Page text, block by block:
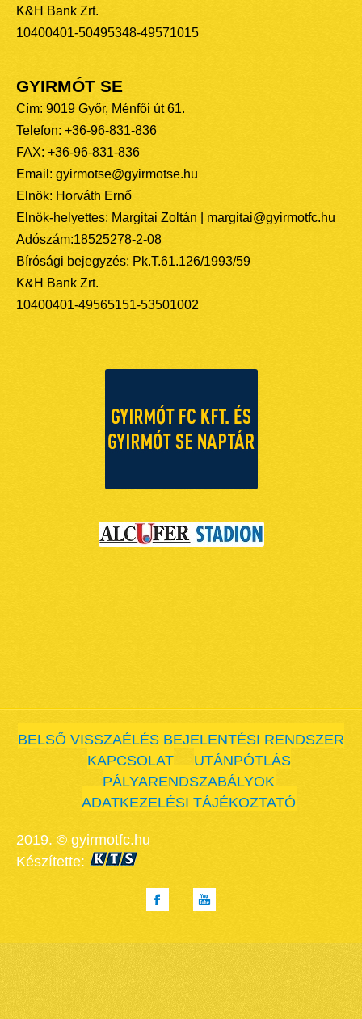
K&H Bank Zrt.
10400401-50495348-49571015
GYIRMÓT SE
Cím: 9019 Győr, Ménfői út 61.
Telefon: +36-96-831-836
FAX: +36-96-831-836
Email: gyirmotse@gyirmotse.hu
Elnök: Horváth Ernő
Elnök-helyettes: Margitai Zoltán | margitai@gyirmotfc.hu
Adószám:18525278-2-08
Bírósági bejegyzés: Pk.T.61.126/1993/59
K&H Bank Zrt.
10400401-49565151-53501002
BELSŐ VISSZAÉLÉS BEJELENTÉSI RENDSZER
KAPCSOLAT
UTÁNPÓTLÁS
PÁLYARENDSZABÁLYOK
ADATKEZELÉSI TÁJÉKOZTATÓ
2019. © gyirmotfc.hu
Készítette: